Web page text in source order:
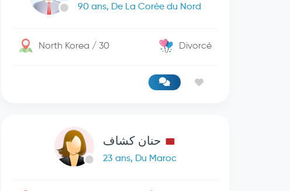
90 ans, De La Corée du Nord
North Korea / 30 Divorcé
حنان كشاف
23 ans, Du Maroc